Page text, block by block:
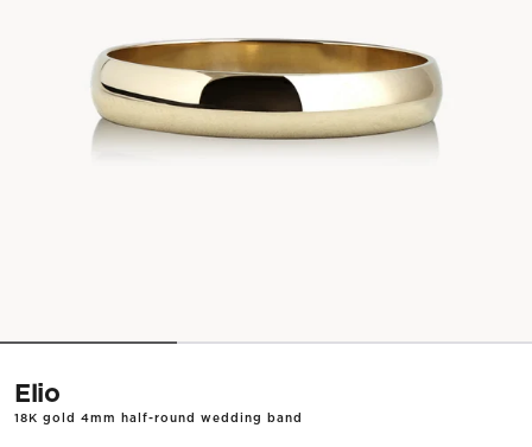
Elio
18K gold 4mm half-round wedding band